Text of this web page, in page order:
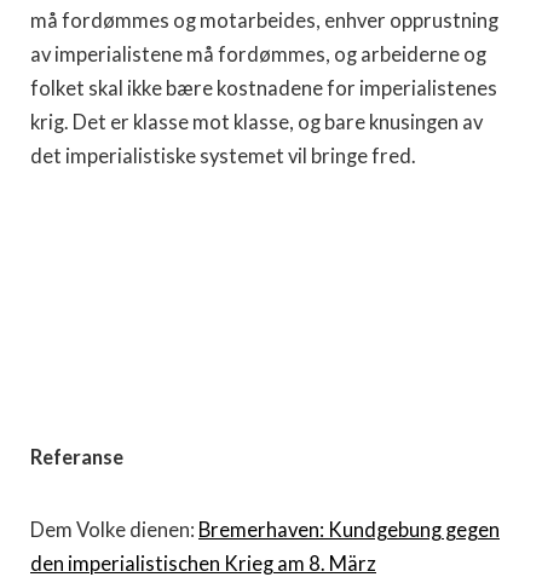
må fordømmes og motarbeides, enhver opprustning
av imperialistene må fordømmes, og arbeiderne og
folket skal ikke bære kostnadene for imperialistenes
krig. Det er klasse mot klasse, og bare knusingen av
det imperialistiske systemet vil bringe fred.
Referanse
Dem Volke dienen: Bremerhaven: Kundgebung gegen
den imperialistischen Krieg am 8. März